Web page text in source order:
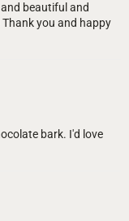
beautiful and
you and happy
bark. I'd love